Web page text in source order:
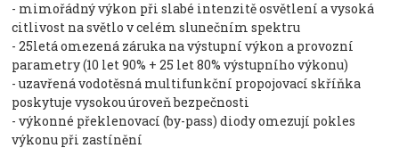
- mimořádný výkon při slabé intenzitě osvětlení a vysoká
citlivost na světlo v celém slunečním spektru
- 25letá omezená záruka na výstupní výkon a provozní
parametry (10 let 90% + 25 let 80% výstupního výkonu)
- uzavřená vodotěsná multifunkční propojovací skříňka
poskytuje vysokou úroveň bezpečnosti
- výkonné překlenovací (by-pass) diody omezují pokles
výkonu při zastínění